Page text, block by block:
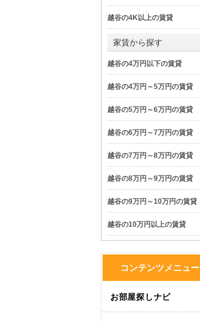
越谷の4K以上の賃貸
家賃から探す
越谷の4万円以下の賃貸
越谷の4万円～5万円の賃貸
越谷の5万円～6万円の賃貸
越谷の6万円～7万円の賃貸
越谷の7万円～8万円の賃貸
越谷の8万円～9万円の賃貸
越谷の9万円～10万円の賃貸
越谷の10万円以上の賃貸
コンテンツメニュー
お部屋探しナビ